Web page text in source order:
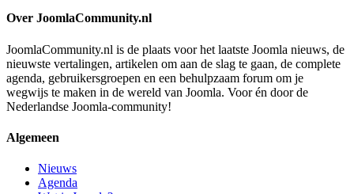
Over JoomlaCommunity.nl
JoomlaCommunity.nl is de plaats voor het laatste Joomla nieuws, de
nieuwste vertalingen, artikelen om aan de slag te gaan, de complete
agenda, gebruikersgroepen en een behulpzaam forum om je
wegwijs te maken in de wereld van Joomla. Voor én door de
Nederlandse Joomla-community!
Algemeen
Nieuws
Agenda